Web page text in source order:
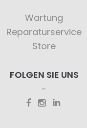
Wartung
Reparaturservice
Store
FOLGEN SIE UNS